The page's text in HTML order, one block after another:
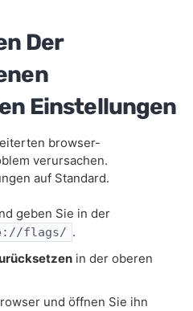
Der
Einstellungen
browser-
verursachen.
auf Standard.
geben Sie in der
flags/ .
in der oberen
und öffnen Sie ihn